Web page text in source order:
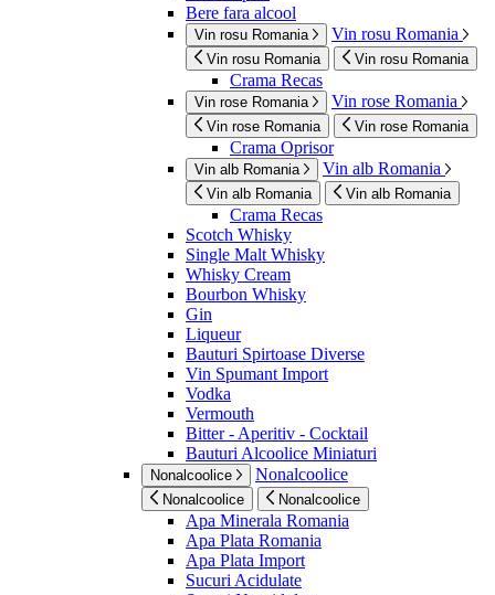
Bere fara alcool
Vin rosu Romania Vin rosu Romania
Vin rosu Romania Vin rosu Romania
Crama Recas
Vin rose Romania Vin rose Romania
Vin rose Romania Vin rose Romania
Crama Oprisor
Vin alb Romania Vin alb Romania
Vin alb Romania Vin alb Romania
Crama Recas
Scotch Whisky
Single Malt Whisky
Whisky Cream
Bourbon Whisky
Gin
Liqueur
Bauturi Spirtoase Diverse
Vin Spumant Import
Vodka
Vermouth
Bitter - Aperitiv - Cocktail
Bauturi Alcoolice Miniaturi
Nonalcoolice Nonalcoolice
Nonalcoolice Nonalcoolice
Apa Minerala Romania
Apa Plata Romania
Apa Plata Import
Sucuri Acidulate